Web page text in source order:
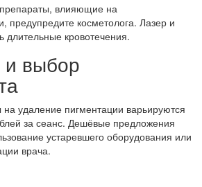
влияющие на
предупредите косметолога. Лазер и
длительные кровотечения.
и выбор
удаление пигментации варьируются
за сеанс. Дешёвые предложения
устаревшего оборудования или
врача.